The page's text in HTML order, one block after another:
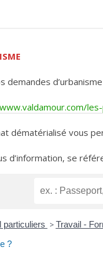
demandes
dématérialisé vous
d’information, se
particuliers > Travail -
?